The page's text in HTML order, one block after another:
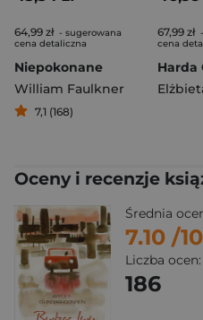
64,99 zł - sugerowana
cena detaliczna
Niepokonane
William Faulkner
7,1 (168)
67,99 zł
cena
Harda
Oceny i recenzje
Średnia
7.10 /10
Liczba ocen:
186